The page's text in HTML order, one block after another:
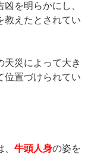
を明らかにし、
教えたとされてい
天災によって大き
位置づけられてい
、牛頭人身の姿を